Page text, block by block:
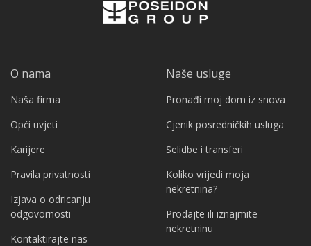
O nama
Naša firma
Opći uvjeti
Karijere
Pravila privatnosti
Izjava o odricanju
odgovornosti
Kontaktirajte nas
Naše usluge
Pronađi moj dom iz snova
Cjenik posredničkih usluga
Selidbe i transferi
Koliko vrijedi moja
nekretnina?
Prodajte ili iznajmite
nekretninu